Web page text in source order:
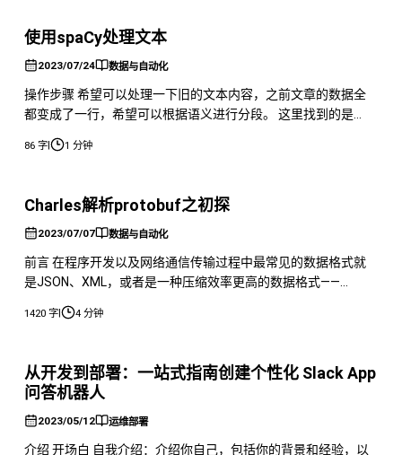
使用spaCy处理文本
2023/07/24 数据与自动化
操作步骤 希望可以处理一下旧的文本内容，之前文章的数据全
都变成了一行，希望可以根据语义进行分段。 这里找到的是
spaCy这个库。 https://spacy.io/usage 通过这个网站获取需要
使用的命令进行安装即可 设置power shell的代理
86 字| 1 分钟
Charles解析protobuf之初探
2023/07/07 数据与自动化
前言 在程序开发以及网络通信传输过程中最常见的数据格式就
是JSON、XML，或者是一种压缩效率更高的数据格式——
传输的，测试抓包的时候如果需要查看请求或返回消息中携带的
公司童鞋开发的Fiddler插件可以完成解析工作，但小
1420 字| 4 分钟
从开发到部署：一站式指南创建个性化 Slack App
问答机器人
2023/05/12 运维部署
介绍 开场白 自我介绍：介绍你自己，包括你的背景和经验，以